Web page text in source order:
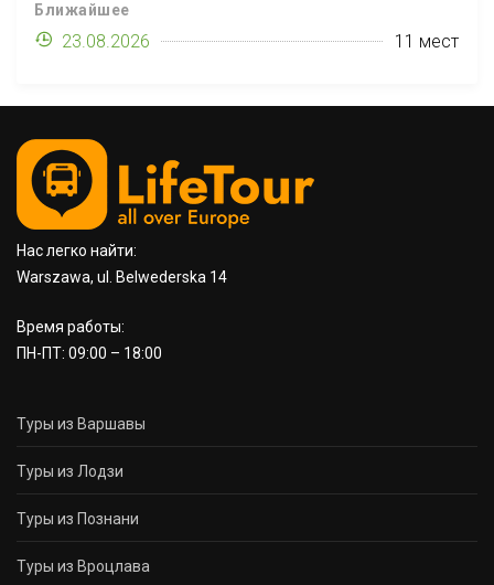
всю программу и даты в
полной версии.
Ближайшее
23.08.2026 11 мест
Нас легко найти:
Warszawa, ul. Belwederska 14
Время работы:
ПН-ПТ: 09:00 – 18:00
Туры из Варшавы
Туры из Лодзи
Туры из Познани
Туры из Вроцлава